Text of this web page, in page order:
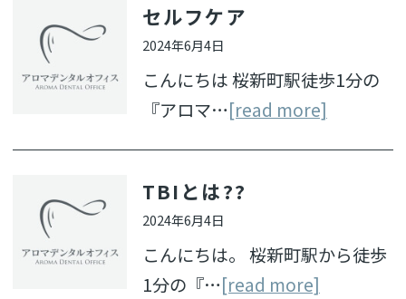
セルフケア
2024年6月4日
こんにちは 桜新町駅徒歩1分の
『アロマ…[read more]
TBIとは??
2024年6月4日
こんにちは。 桜新町駅から徒歩
1分の『…[read more]